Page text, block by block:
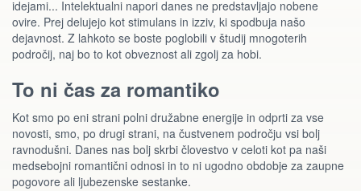
idejami... Intelektualni napori danes ne predstavljajo nobene
ovire. Prej delujejo kot stimulans in izziv, ki spodbuja našo
dejavnost. Z lahkoto se boste poglobili v študij mnogoterih
področij, naj bo to kot obveznost ali zgolj za hobi.
To ni čas za romantiko
Kot smo po eni strani polni družabne energije in odprti za vse
novosti, smo, po drugi strani, na čustvenem področju vsi bolj
ravnodušni. Danes nas bolj skrbi človestvo v celoti kot pa naši
medsebojni romantični odnosi in to ni ugodno obdobje za zaupne
pogovore ali ljubezenske sestanke.